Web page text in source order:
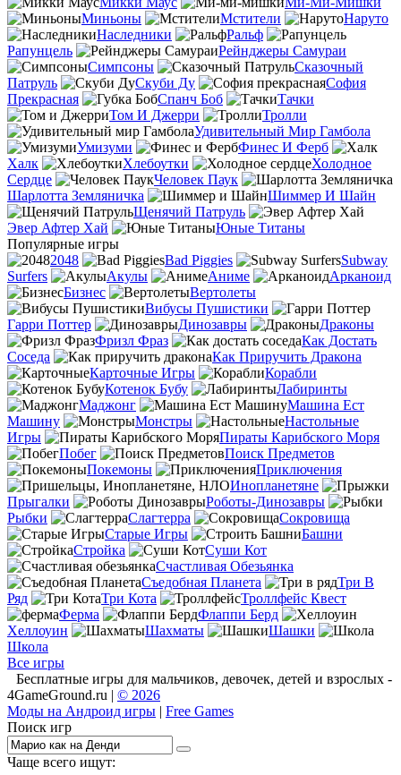
Миньоны
Мстители
Наруто
Наследники
Ральф
Рапунцель
Рейнджеры Самураи
Симпсоны
Сказочный
Патруль
Скуби Ду
София
Прекрасная
Спанч Боб
Тачки
Том И Джерри
Тролли
Удивительный Мир Гамбола
Умизуми
Финес И Ферб
Халк
Хлебоутки
Холодное
Сердце
Человек Паук
Шарлотта Земляничка
Шиммер И Шайн
Щенячий Патруль
Эвер Афтер Хай
Юные Титаны
Популярные игры
2048
Bad Piggies
Subway
Surfers
Акулы Аниме
Арканоид
Бизнес
Вертолеты
Вибусы Пушистики
Гарри Поттер
Динозавры
Драконы
Фризл Фраз
Как Достать
Соседа
Как Приручить Дракона
Карточные Игры
Корабли
Котенок Бубу
Лабиринты
Маджонг
Машина Ест
Машину
Монстры
Настольные
Игры
Пираты Карибского Моря
Побег
Поиск Предметов
Покемоны
Приключения
Инопланетяне
Прыгалки
Роботы-Динозавры
Рыбки
Слагтерра
Сокровища
Старые Игры
Башни
Стройка
Суши Кот
Счастливая Обезьянка
Съедобная Планета
Три В
Ряд
Три Кота
Троллфейс Квест
Ферма
Флаппи Берд
Хеллоуин
Шахматы
Шашки
Школа
Все игры
Бесплатные игры для мальчиков, девочек, детей и взрослых -
4GameGround.ru | © 2026
Моды на Андроид игры | Free Games
Поиск игр
Чаще всего ищут: